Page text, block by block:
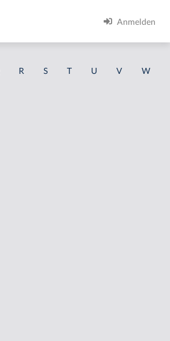
Anmelden
R S T U V W